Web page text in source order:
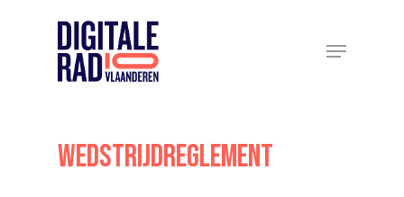
Menu
Wedstrijdreglement